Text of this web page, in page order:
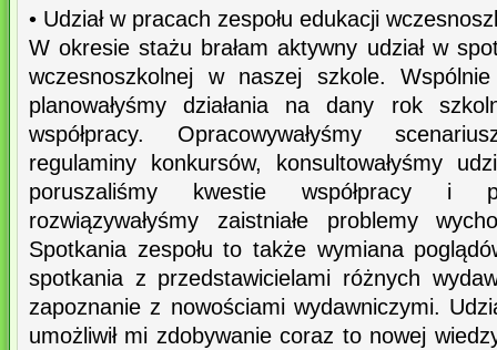
• Udział w pracach zespołu edukacji
W okresie stażu brałam aktywny udział w
wczesnoszkolnej w naszej szkole.
planowałyśmy działania na dany rok
współpracy. Opracowywałyśmy
regulaminy konkursów, konsultowałyśmy
poruszaliśmy kwestie współpracy i
rozwiązywałyśmy zaistniałe problemy
Spotkania zespołu to także wymiana
spotkania z przedstawicielami różnych
zapoznanie z nowościami wydawniczymi.
umożliwił mi zdobywanie coraz to nowej